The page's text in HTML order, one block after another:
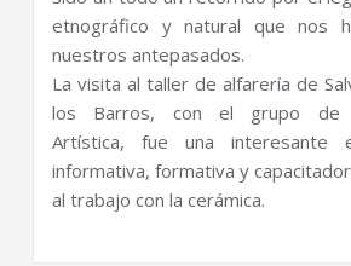
etnográfico y natural que nos
nuestros antepasados.
La visita al taller de alfarería de
los Barros, con el grupo de
Artística, fue una interesante
informativa, formativa y
al trabajo con la cerámica.